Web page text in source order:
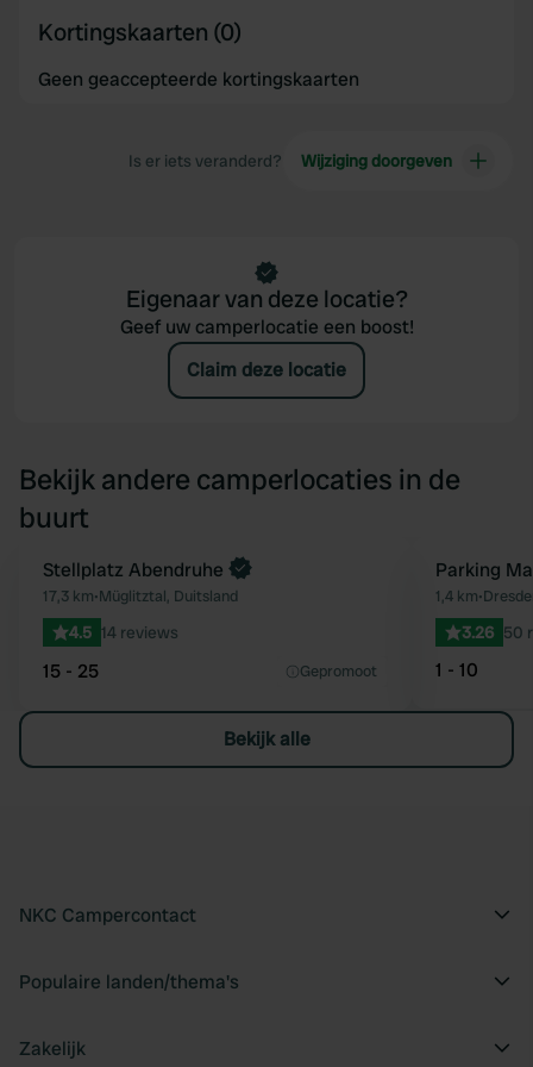
Kortingskaarten (0)
Geen geaccepteerde kortingskaarten
Is er iets veranderd? Wijziging doorgeven
Eigenaar van deze locatie?
Geef uw camperlocatie een boost!
Claim deze locatie
Bekijk andere camperlocaties in de
buurt
Favoriet
Boek direct
Stellplatz Abendruhe
17,3 km•Müglitztal, Duitsland
4.5 14 reviews
15 - 25 Gepromoot
Parking
1,4 km•
3.26 50
1 - 10
Bekijk alle
NKC Campercontact
Populaire landen/thema's
Zakelijk